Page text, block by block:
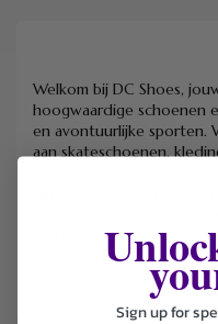
Welkom bij DC Shoes,
hoogwaardige schoenen
en avontuurlijke sporten.
aan skateschoenen,
gebruiksvriendelijke
Ontdek onze nieuwste
vandaag nog!
Sign up for